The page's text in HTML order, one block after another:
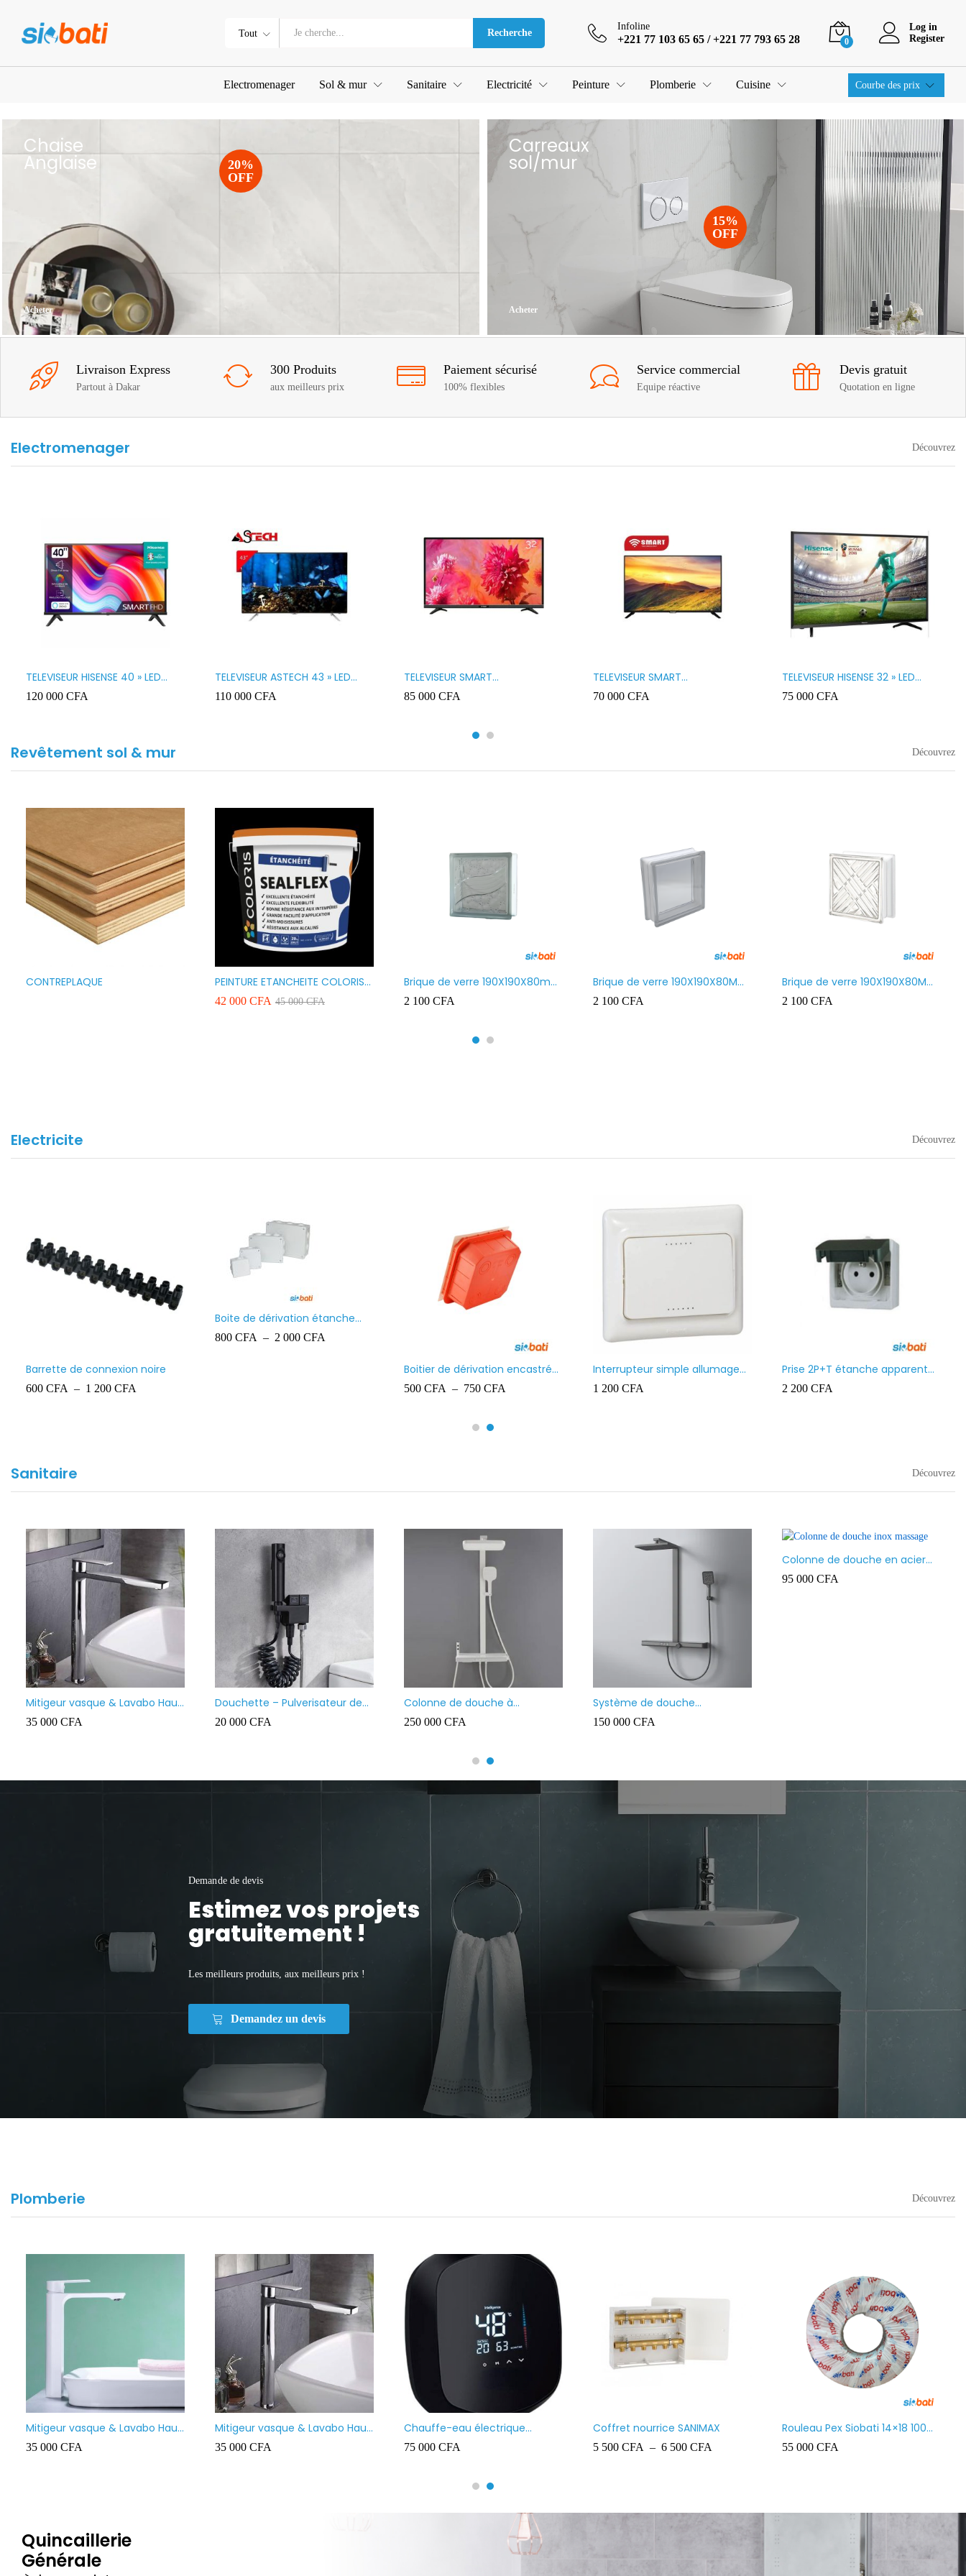
Tout Recherche
Infoline
+221 77 103 65 65 / +221 77 793 65 28 0
Log in
Register
Electromenager Sol & mur Sanitaire Electricité Peinture Plomberie Cuisine Courbe des prix
Chaise
Anglaise
Acheter
20%
OFF
Carreaux
sol/mur
Acheter
15%
OFF
Livraison Express
Partout à Dakar
300 Produits
aux meilleurs prix
Paiement sécurisé
100% flexibles
Service commercial
Equipe réactive
Devis gratuit
Quotation en ligne
Electromenager Découvrez
TELEVISEUR HISENSE 40 » LED
SMART VIDAA 40A4K
120 000 CFA
TELEVISEUR ASTECH 43 » LED
43OD15
110 000 CFA
TELEVISEUR SMART
TECHNOLOGY 32 » SMART
32STT5032SA
85 000 CFA
TELEVISEUR SMART
TECHNOLOGY 32 LED STT3200K
70 000 CFA
TELEVISEUR HISENSE 32 » LED
32A5200
75 000 CFA
Revêtement sol & mur Découvrez
CONTREPLAQUE
PEINTURE ETANCHEITE COLORIS
SEAFLEX 20KG COULEUR ROUGE
BLANC VERT ET GRIS
42 000 CFA 45 000CFA
Brique de verre 190X190X80mm
motif vague x bulles
2 100 CFA
Brique de verre 190X190X80MM
Transparent
2 100 CFA
Brique de verre 190X190X80MM
CROSS
2 100 CFA
Electricite Découvrez
noire
CFA
Boite de dérivation étanche
CFA
Boitier de dérivation encastré
CFA
Interrupteur simple allumage
lumineux blanc Ingelec Ref
Kaptika
1 200
Prise 2P+T étanche apparent
Grillage
Sanitaire Découvrez
Mitigeur vasque & Lavabo Haut
Prolongé
35 000 CFA
Douchette – Pulverisateur de
bidet marque Firmer
20 000 CFA
Colonne de douche à
température constante –
Touches de piano blanches
250 000 CFA
Système de douche
thermostatique avec douche à
effet pluie de tête, douchette
150 000 CFA
Colonne de douche en acier
inoxydable, multifonctions
avec Jets de Massage corporel,
95 000 CFA
Demande de devis
Estimez vos projets
gratuitement !
Les meilleurs produits, aux meilleurs prix !
Demandez un devis
Plomberie Découvrez
Mitigeur vasque & Lavabo Haut
Prolongé BLANC
35 000 CFA
Mitigeur vasque & Lavabo Haut
Prolongé
35 000 CFA
Chauffe-eau électrique
instantané MAAT
75 000 CFA
Coffret nourrice SANIMAX
5 500 CFA – 6 500 CFA
Rouleau Pex Siobati 14×18 100
Mètres lourd – High Quality
55 000 CFA
Quincaillerie
Générale